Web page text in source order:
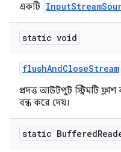
একটি
static void
flushAndCloseStream
প্রদত্ত আউটপুট স্ট্রিমটি
বন্ধ করে দেয়।
static Buffered